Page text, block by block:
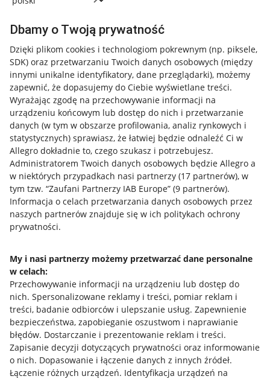
Dbamy o Twoją prywatność
Dzięki plikom cookies i technologiom pokrewnym (np. piksele,
SDK) oraz przetwarzaniu Twoich danych osobowych (między
innymi unikalne identyfikatory, dane przeglądarki), możemy
zapewnić, że dopasujemy do Ciebie wyświetlane treści.
Wyrażając zgodę na przechowywanie informacji na
urządzeniu końcowym lub dostęp do nich i przetwarzanie
danych (w tym w obszarze profilowania, analiz rynkowych i
statystycznych) sprawiasz, że łatwiej będzie odnaleźć Ci w
Allegro dokładnie to, czego szukasz i potrzebujesz.
Administratorem Twoich danych osobowych będzie Allegro a
w niektórych przypadkach nasi partnerzy (17 partnerów), w
tym tzw. “Zaufani Partnerzy IAB Europe” (9 partnerów).
Informacja o celach przetwarzania danych osobowych przez
naszych partnerów znajduje się w ich politykach ochrony
prywatności.
My i nasi partnerzy możemy przetwarzać dane personalne
w celach:
Przechowywanie informacji na urządzeniu lub dostęp do
nich. Spersonalizowane reklamy i treści, pomiar reklam i
treści, badanie odbiorców i ulepszanie usług. Zapewnienie
bezpieczeństwa, zapobieganie oszustwom i naprawianie
błędów. Dostarczanie i prezentowanie reklam i treści.
Zapisanie decyzji dotyczących prywatności oraz informowanie
o nich. Dopasowanie i łączenie danych z innych źródeł.
Łączenie różnych urządzeń. Identyfikacja urządzeń na
Przydatne informacje
Jak to działa
Allegro Gadane dla sprzedających
Allegro Gadane dla kupujących
Mapa miejscowości
Informacje prawne
Regulamin